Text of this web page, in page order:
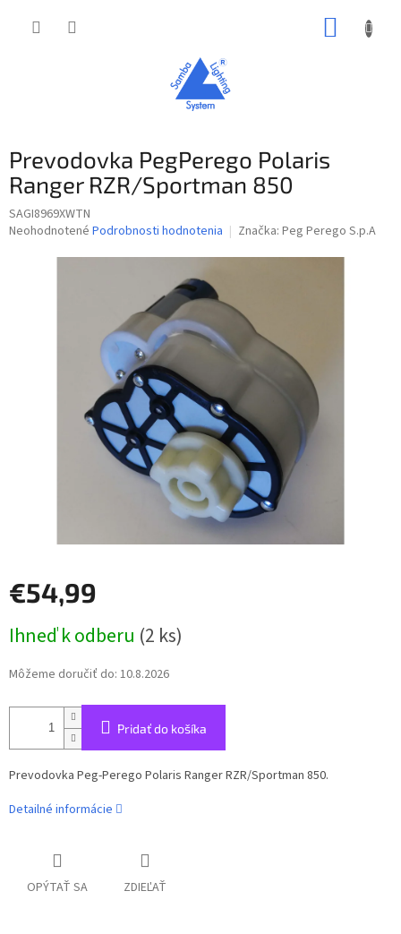
Prevodovka PegPerego Polaris
Ranger RZR/Sportman 850
SAGI8969XWTN
Priemerné
Neohodnotené Podrobnosti hodnotenia Značka: Peg Perego S.p.A
€54,99
cena:
Ihneď k odberu (2 ks)
Môžeme doručiť do: 10.8.2026
Pridať do košíka
Prevodovka Peg-Perego Polaris Ranger RZR/Sportman 850.
Detailné informácie
OPÝTAŤ SA ZDIEĽAŤ